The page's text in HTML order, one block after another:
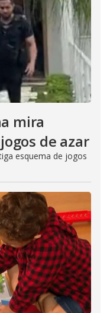
mira
de azar
esquema de jogos